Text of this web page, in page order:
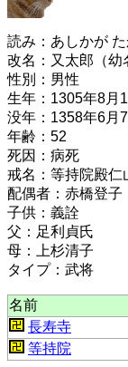
読み：あしかが
改名：又太郎（
性別：男性
生年：1305年8月
没年：1358年6月7
年齢：52
死因：病死
戒名：等持院殿仁
配偶者：赤橋登子
子供：義詮
父：足利貞氏
母：上杉清子
タイプ：武将
名前
長寿寺
等持院